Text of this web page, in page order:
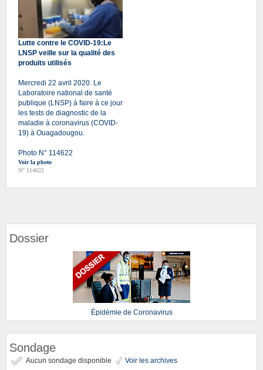
Lutte contre le COVID-19:Le
LNSP veille sur la qualité des
produits utilisés
Mercredi 22 avril 2020. Le
Laboratoire national de santé
publique (LNSP) à faire à ce jour
les tests de diagnostic de la
maladie à coronavirus (COVID-
19) à Ouagadougou.
Photo N° 114622
Voir la photo
N° 114622
Dossier
Épidémie de Coronavirus
Sondage
Aucun sondage disponible Voir les archives